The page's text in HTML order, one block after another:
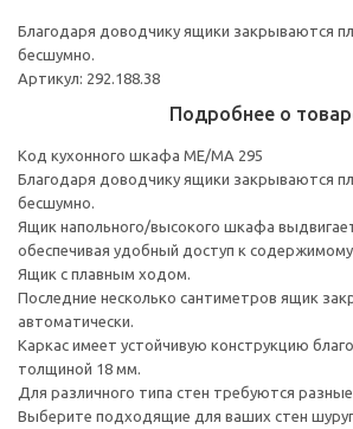
Благодаря доводчику ящики закрываются
бесшумно.
Артикул: 292.188.38
Подробнее о
Код кухонного шкафа ME/MA 295
Благодаря доводчику ящики закрываются
бесшумно.
Ящик напольного/высокого шкафа
обеспечивая удобный доступ к содержимому.
Ящик с плавным ходом.
Последние несколько сантиметров ящик
автоматически.
Каркас имеет устойчивую конструкцию
толщиной 18 мм.
Для различного типа стен требуются
Выберите подходящие для ваших стен